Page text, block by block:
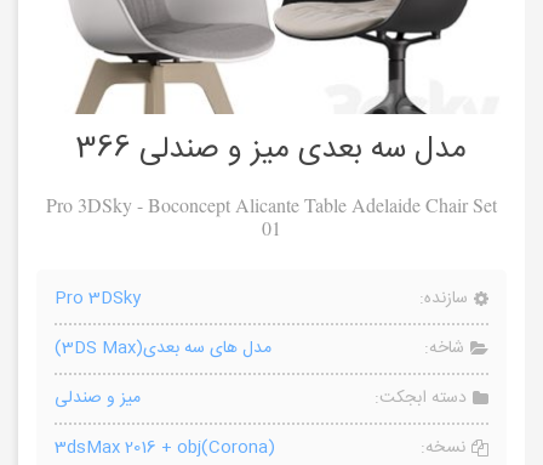
مدل سه بعدی میز و صندلی 366
Pro 3DSky - Boconcept Alicante Table Adelaide Chair Set
01
سازنده:
Pro 3DSky
شاخه:
مدل های سه بعدی(3DS Max)
دسته ابجکت:
میز و صندلی
نسخه:
3dsMax 2016 + obj(Corona)